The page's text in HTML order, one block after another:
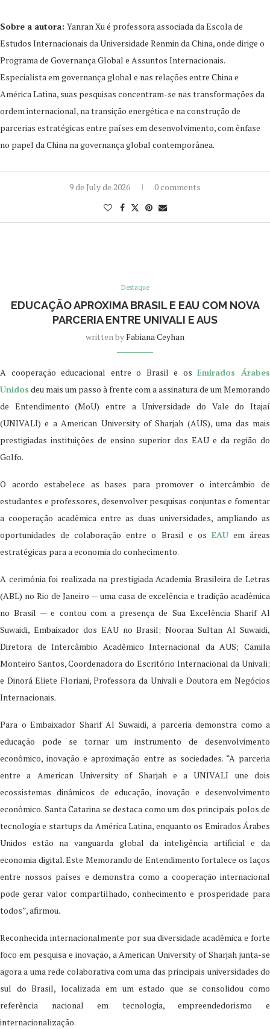
Sobre a autora: Yanran Xu é professora associada da Escola de
Estudos Internacionais da Universidade Renmin da China, onde dirige o
Programa de Governança Global e Assuntos Internacionais.
Especialista em governança global e nas relações entre China e
América Latina, suas pesquisas concentram-se nas transformações da
ordem internacional, na transição energética e na construção de
parcerias estratégicas entre países em desenvolvimento, com ênfase
no papel da China na governança global contemporânea.
9 de July de 2026 0 comments
Destaque
EDUCAÇÃO APROXIMA BRASIL E EAU COM NOVA
PARCERIA ENTRE UNIVALI E AUS
written byFabiana Ceyhan
A cooperação educacional entre o Brasil e osEmirados Árabes
Unidos deu mais um passo à frente com a assinatura de um Memorando
de Entendimento (MoU) entre a Universidade do Vale do Itajaí
(UNIVALI) e a American University of Sharjah (AUS), uma das mais
prestigiadas instituições de ensino superior dos EAU e da região do
Golfo.
O acordo estabelece as bases para promover o intercâmbio de
estudantes e professores, desenvolver pesquisas conjuntas e fomentar
a cooperação acadêmica entre as duas universidades, ampliando as
oportunidades de colaboração entre o Brasil e os EAU em áreas
estratégicas para a economia do conhecimento.
A cerimônia foi realizada na prestigiada Academia Brasileira de Letras
(ABL) no Rio de Janeiro — uma casa de excelência e tradição acadêmica
no Brasil — e contou com a presença de Sua Excelência Sharif Al
Suwaidi, Embaixador dos EAU no Brasil; Nooraa Sultan Al Suwaidi,
Diretora de Intercâmbio Acadêmico Internacional da AUS; Camila
Monteiro Santos, Coordenadora do Escritório Internacional da Univali;
e Dinorá Eliete Floriani, Professora da Univali e Doutora em Negócios
Internacionais.
Para o Embaixador Sharif Al Suwaidi, a parceria demonstra como a
educação pode se tornar um instrumento de desenvolvimento
econômico, inovação e aproximação entre as sociedades. “A parceria
entre a American University of Sharjah e a UNIVALI une dois
ecossistemas dinâmicos de educação, inovação e desenvolvimento
econômico. Santa Catarina se destaca como um dos principais polos de
tecnologia e startups da América Latina, enquanto os Emirados Árabes
Unidos estão na vanguarda global da inteligência artificial e da
economia digital. Este Memorando de Entendimento fortalece os laços
entre nossos países e demonstra como a cooperação internacional
pode gerar valor compartilhado, conhecimento e prosperidade para
todos”, afirmou.
Reconhecida internacionalmente por sua diversidade acadêmica e forte
foco em pesquisa e inovação, a American University of Sharjah junta-se
agora a uma rede colaborativa com uma das principais universidades do
sul do Brasil, localizada em um estado que se consolidou como
referência nacional em tecnologia, empreendedorismo e
internacionalização.